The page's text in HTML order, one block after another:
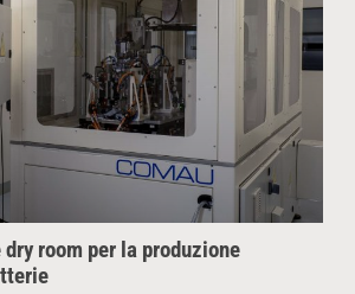
room per la produzione